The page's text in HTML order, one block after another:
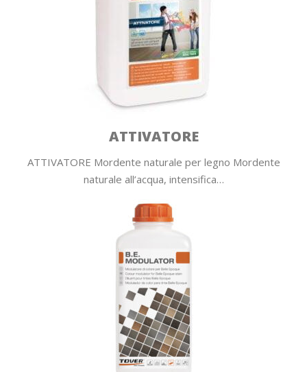
ATTIVATORE
ATTIVATORE Mordente naturale per legno Mordente
naturale all’acqua, intensifica…